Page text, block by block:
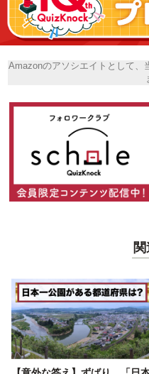
Amazonのアソシエイトとして、